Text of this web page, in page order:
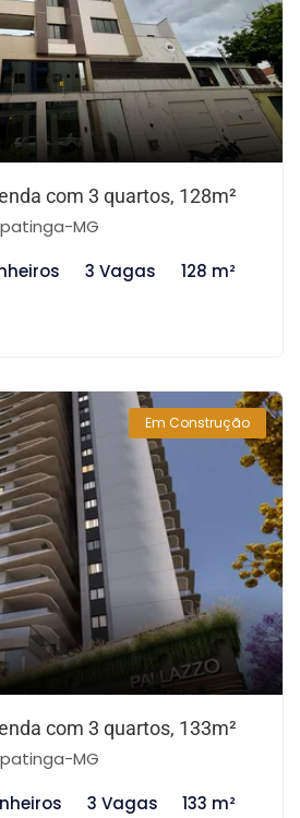
com 3 quartos, 128m²
MG
3 Vagas 128 m²
Em Construção
com 3 quartos, 133m²
MG
3 Vagas 133 m²